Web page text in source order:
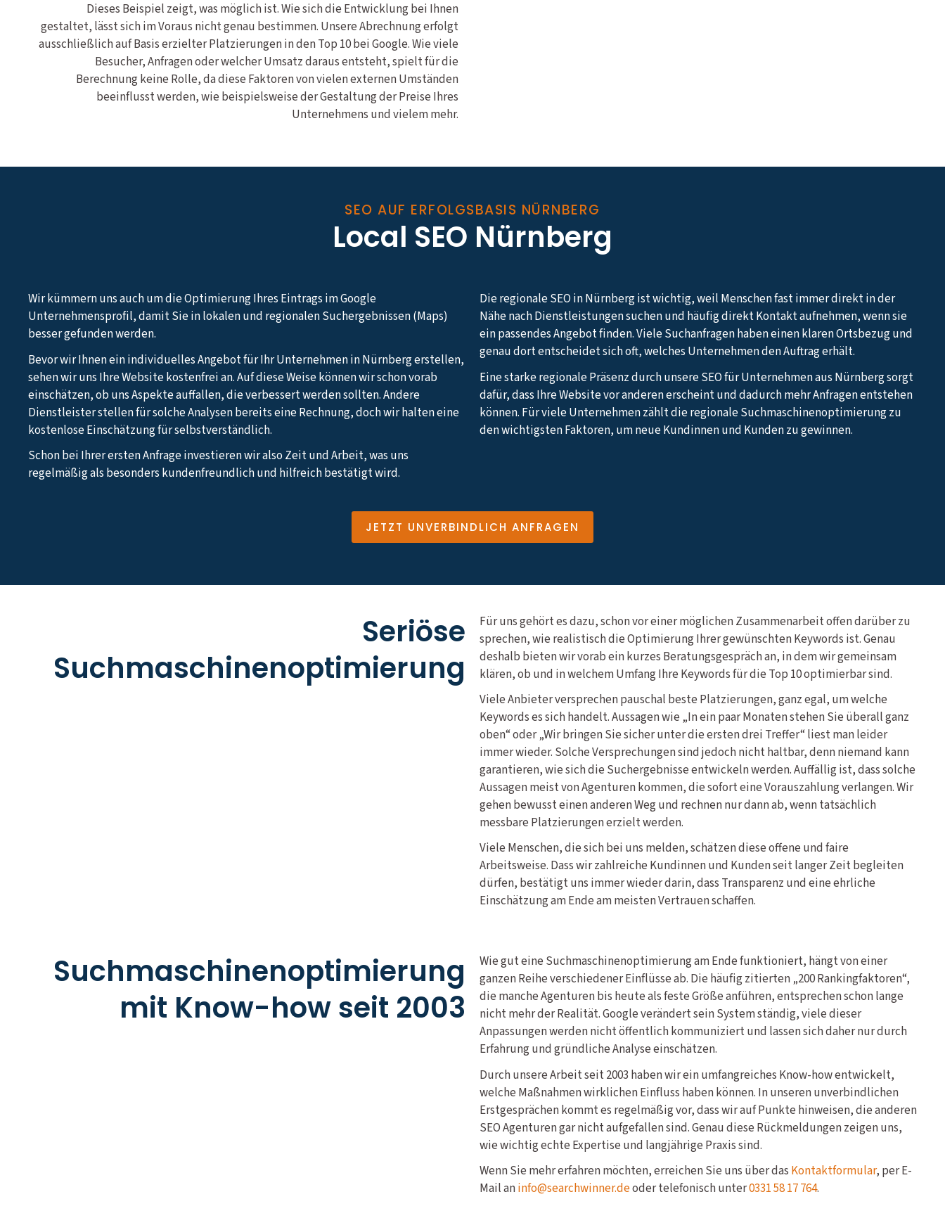
Dieses Beispiel zeigt, was möglich ist. Wie sich die Entwicklung bei Ihnen
gestaltet, lässt sich im Voraus nicht genau bestimmen. Unsere Abrechnung erfolgt
ausschließlich auf Basis erzielter Platzierungen in den Top 10 bei Google. Wie viele
Besucher, Anfragen oder welcher Umsatz daraus entsteht, spielt für die
Berechnung keine Rolle, da diese Faktoren von vielen externen Umständen
beeinflusst werden, wie beispielsweise der Gestaltung der Preise Ihres
Unternehmens und vielem mehr.
SEO AUF ERFOLGSBASIS NÜRNBERG
Local SEO Nürnberg
Wir kümmern uns auch um die Optimierung Ihres Eintrags im Google
Unternehmensprofil, damit Sie in lokalen und regionalen Suchergebnissen (Maps)
besser gefunden werden.
Bevor wir Ihnen ein individuelles Angebot für Ihr Unternehmen in Nürnberg erstellen,
sehen wir uns Ihre Website kostenfrei an. Auf diese Weise können wir schon vorab
einschätzen, ob uns Aspekte auffallen, die verbessert werden sollten. Andere
Dienstleister stellen für solche Analysen bereits eine Rechnung, doch wir halten eine
kostenlose Einschätzung für selbstverständlich.
Schon bei Ihrer ersten Anfrage investieren wir also Zeit und Arbeit, was uns
regelmäßig als besonders kundenfreundlich und hilfreich bestätigt wird.
Die regionale SEO in Nürnberg ist wichtig, weil Menschen fast immer direkt in der
Nähe nach Dienstleistungen suchen und häufig direkt Kontakt aufnehmen, wenn sie
ein passendes Angebot finden. Viele Suchanfragen haben einen klaren Ortsbezug und
genau dort entscheidet sich oft, welches Unternehmen den Auftrag erhält.
Eine starke regionale Präsenz durch unsere SEO für Unternehmen aus Nürnberg sorgt
dafür, dass Ihre Website vor anderen erscheint und dadurch mehr Anfragen entstehen
können. Für viele Unternehmen zählt die regionale Suchmaschinenoptimierung zu
den wichtigsten Faktoren, um neue Kundinnen und Kunden zu gewinnen.
JETZT UNVERBINDLICH ANFRAGEN
Seriöse
Suchmaschinenoptimierung
Für uns gehört es dazu, schon vor einer möglichen Zusammenarbeit offen darüber zu
sprechen, wie realistisch die Optimierung Ihrer gewünschten Keywords ist. Genau
deshalb bieten wir vorab ein kurzes Beratungsgespräch an, in dem wir gemeinsam
klären, ob und in welchem Umfang Ihre Keywords für die Top 10 optimierbar sind.
Viele Anbieter versprechen pauschal beste Platzierungen, ganz egal, um welche
Keywords es sich handelt. Aussagen wie „In ein paar Monaten stehen Sie überall ganz
oben“ oder „Wir bringen Sie sicher unter die ersten drei Treffer“ liest man leider
immer wieder. Solche Versprechungen sind jedoch nicht haltbar, denn niemand kann
garantieren, wie sich die Suchergebnisse entwickeln werden. Auffällig ist, dass solche
Aussagen meist von Agenturen kommen, die sofort eine Vorauszahlung verlangen. Wir
gehen bewusst einen anderen Weg und rechnen nur dann ab, wenn tatsächlich
messbare Platzierungen erzielt werden.
Viele Menschen, die sich bei uns melden, schätzen diese offene und faire
Arbeitsweise. Dass wir zahlreiche Kundinnen und Kunden seit langer Zeit begleiten
dürfen, bestätigt uns immer wieder darin, dass Transparenz und eine ehrliche
Einschätzung am Ende am meisten Vertrauen schaffen.
Suchmaschinenoptimierung
mit Know-how seit 2003
Wie gut eine Suchmaschinenoptimierung am Ende funktioniert, hängt von einer
ganzen Reihe verschiedener Einflüsse ab. Die häufig zitierten „200 Rankingfaktoren“,
die manche Agenturen bis heute als feste Größe anführen, entsprechen schon lange
nicht mehr der Realität. Google verändert sein System ständig, viele dieser
Anpassungen werden nicht öffentlich kommuniziert und lassen sich daher nur durch
Erfahrung und gründliche Analyse einschätzen.
Durch unsere Arbeit seit 2003 haben wir ein umfangreiches Know-how entwickelt,
welche Maßnahmen wirklichen Einfluss haben können. In unseren unverbindlichen
Erstgesprächen kommt es regelmäßig vor, dass wir auf Punkte hinweisen, die anderen
SEO Agenturen gar nicht aufgefallen sind. Genau diese Rückmeldungen zeigen uns,
wie wichtig echte Expertise und langjährige Praxis sind.
Wenn Sie mehr erfahren möchten, erreichen Sie uns über das Kontaktformular, per E-
Mail aninfo@searchwinner.deoder telefonisch unter0331 58 17 764.